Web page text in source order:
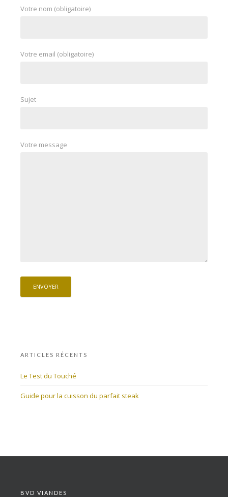
Votre nom (obligatoire)
Votre email (obligatoire)
Sujet
Votre message
ARTICLES RÉCENTS
Le Test du Touché
Guide pour la cuisson du parfait steak
BVD VIANDES